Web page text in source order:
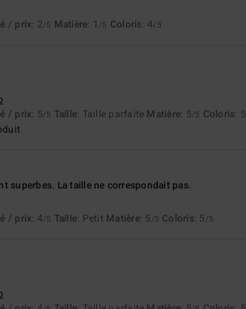
/ prix: 2/5 Matière: 1 /5 Coloris: 4/5
/ prix: 5/5 Taille: Taille parfaite Matière: 5/5 Coloris: 5
superbes. La taille ne correspondait pas.
/ prix: 4/5 Taille: Petit Matière: 5 /5 Coloris: 5 /5